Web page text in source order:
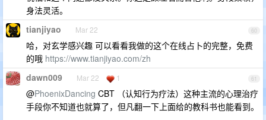
身法灵活。
60
tianjiyao Mar 22
哈，对玄学感兴趣 可以看看我做的这个在线占卜的完整，免费
的哦 https://www.tianjiyao.com/zh
61
dawn009 Mar 22 1
@PhoenixDancing CBT （认知行为疗法）这种主流的心理治疗
手段你不知道也就算了，但凡翻一下上面给的教科书也能看到。